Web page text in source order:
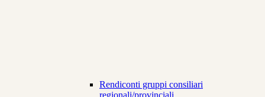
Rendiconti gruppi consiliari